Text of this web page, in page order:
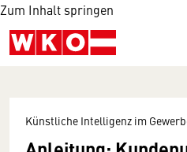
Zum Inhalt springen
Künstliche Intelligenz im